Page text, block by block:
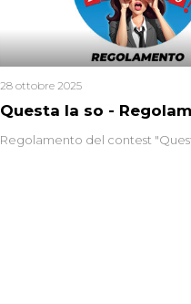
Questa la so -
28 ottobre 2025
Regolamento del contest